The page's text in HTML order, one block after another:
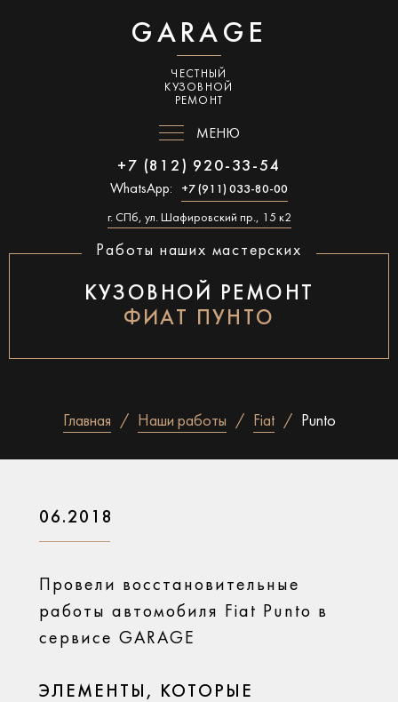
GARAGE
ЧЕСТНЫЙ
КУЗОВНОЙ
РЕМОНТ
МЕНЮ
+7 (812) 920-33-54
WhatsApp: +7 (911) 033-80-00
г. СПб, ул. Шафировский пр., 15 к2
Работы наших мастерских
КУЗОВНОЙ РЕМОНТ
ФИАТ ПУНТО
Главная Наши работы Fiat Punto
06.2018
Провели восстановительные
работы автомобиля Fiat Punto в
сервисе GARAGE
ЭЛЕМЕНТЫ, КОТОРЫЕ